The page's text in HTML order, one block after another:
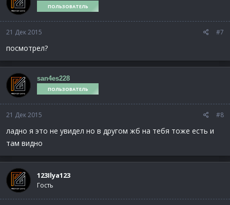
ПОЛЬЗОВАТЕЛЬ
21 Дек 2015 #7
посмотрел?
san4es228
ПОЛЬЗОВАТЕЛЬ
21 Дек 2015 #8
ладно я это не увидел но в другом жб на тебя тоже есть и
там видно
123Ilya123
Гость